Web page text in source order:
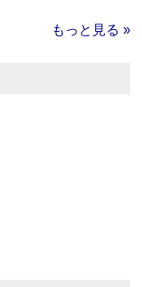
もっと見る »